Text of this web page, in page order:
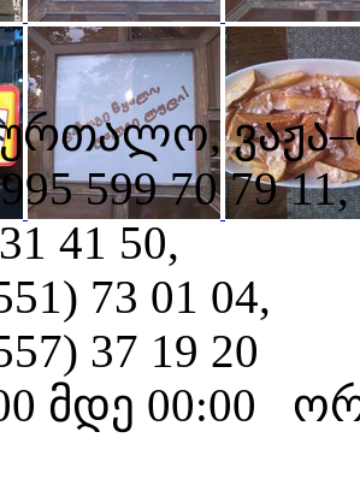
599 70 79 11,
41 50,
73 01 04,
37 19 20
მდე 00:00